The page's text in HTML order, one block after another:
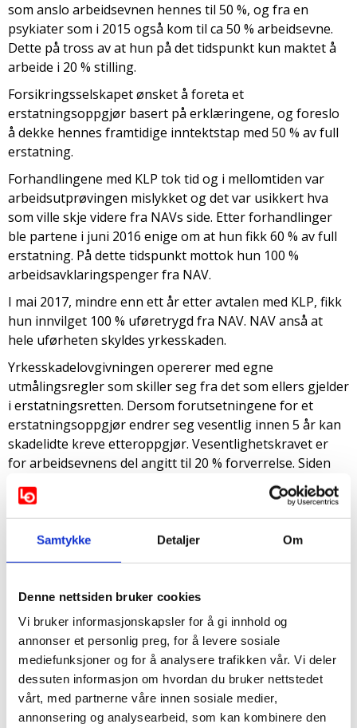
Samtykke Detaljer Om
Denne nettsiden bruker cookies
Vi bruker informasjonskapsler for å gi innhold og
annonser et personlig preg, for å levere sosiale
mediefunksjoner og for å analysere trafikken vår. Vi deler
dessuten informasjon om hvordan du bruker nettstedet
vårt, med partnerne våre innen sosiale medier,
annonsering og analysearbeid, som kan kombinere den
som anslo arbeidsevnen hennes til 50 %, og fra en
psykiater som i 2015 også kom til ca 50 % arbeidsevne.
Dette på tross av at hun på det tidspunkt kun maktet å
arbeide i 20 % stilling.
Forsikringsselskapet ønsket å foreta et
erstatningsoppgjør basert på erklæringene, og foreslo
å dekke hennes framtidige inntektstap med 50 % av full
erstatning.
Forhandlingene med KLP tok tid og i mellomtiden var
arbeidsutprøvingen mislykket og det var usikkert hva
som ville skje videre fra NAVs side. Etter forhandlinger
ble partene i juni 2016 enige om at hun fikk 60 % av full
erstatning. På dette tidspunkt mottok hun 100 %
arbeidsavklaringspenger fra NAV.
I mai 2017, mindre enn ett år etter avtalen med KLP, fikk
hun innvilget 100 % uføretrygd fra NAV. NAV anså at
hele uførheten skyldes yrkesskaden.
Yrkesskadelovgivningen opererer med egne
utmålingsregler som skiller seg fra det som ellers gjelder
i erstatningsretten. Dersom forutsetningene for et
erstatningsoppgjør endrer seg vesentlig innen 5 år kan
skadelidte kreve etteroppgjør. Vesentlighetskravet er
for arbeidsevnens del angitt til 20 % forverrelse. Siden
kvinnen nå var 100 % ufør, og hadde tatt oppgjør på 60
%, burde det i utgangspunktet være uproblematisk å
kreve etteroppgjør.
Det kom derfor som en overraskelse at KLP
Skadeforsikring avslo krav om etteroppgjør begrunnet i
fremhevet at skadelidte var like skadet ved oppgjøret i
2016 som ved innvilgelse av uføretrygd i 2017.
Behandlet - og vunnet i to instanser
KLP fikk ikke medhold i sytt syn og har nå tapt både i
tingretten og lagmannsretten. Lagmannsrettens dom er